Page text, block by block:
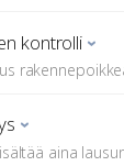
kontrolli
aina